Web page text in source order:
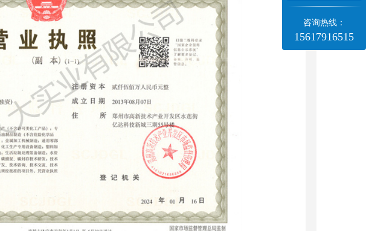
咨询热线：
15617916515